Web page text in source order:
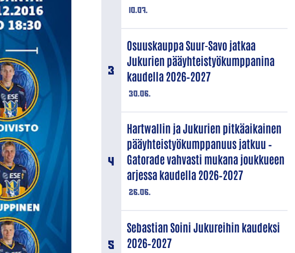
10.07.
30.06.
Osuuskauppa Suur-Savo jatkaa
Jukurien pääyhteistyökumppanina
kaudella 2026–2027
26.06.
Hartwallin ja Jukurien pitkäaikainen
pääyhteistyökumppanuus jatkuu –
Gatorade vahvasti mukana joukkueen
arjessa kaudella 2026–2027
Sebastian Soini Jukureihin kaudeksi
2026–2027